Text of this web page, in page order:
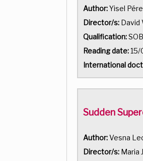
Author:Yisel
Director/s: David
Qualification:
Reading date:15/
International
Sudden
Author:Vesna
Director/s: Maria